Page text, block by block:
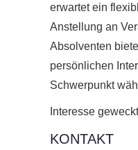
erwartet ein
Anstellung an
Absolventen
persönlichen
Schwerpunkt
Interesse
KONTAKT